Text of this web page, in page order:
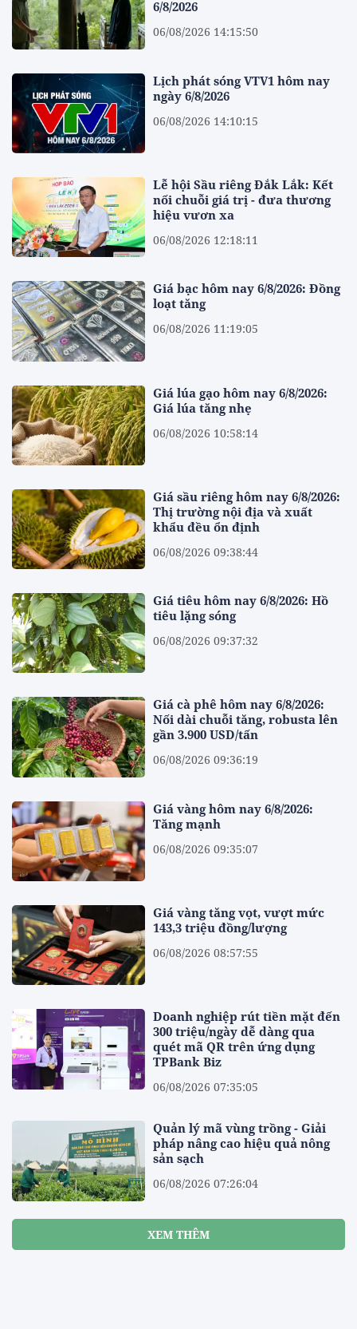
6/8/2026
06/08/2026 14:15:50
Lịch phát sóng VTV1 hôm nay
ngày 6/8/2026
06/08/2026 14:10:15
Lễ hội Sầu riêng Đắk Lắk: Kết
nối chuỗi giá trị - đưa thương
hiệu vươn xa
06/08/2026 12:18:11
Giá bạc hôm nay 6/8/2026: Đồng
loạt tăng
06/08/2026 11:19:05
Giá lúa gạo hôm nay 6/8/2026:
Giá lúa tăng nhẹ
06/08/2026 10:58:14
Giá sầu riêng hôm nay 6/8/2026:
Thị trường nội địa và xuất
khẩu đều ổn định
06/08/2026 09:38:44
Giá tiêu hôm nay 6/8/2026: Hồ
tiêu lặng sóng
06/08/2026 09:37:32
Giá cà phê hôm nay 6/8/2026:
Nối dài chuỗi tăng, robusta lên
gần 3.900 USD/tấn
06/08/2026 09:36:19
Giá vàng hôm nay 6/8/2026:
Tăng mạnh
06/08/2026 09:35:07
Giá vàng tăng vọt, vượt mức
143,3 triệu đồng/lượng
06/08/2026 08:57:55
Doanh nghiệp rút tiền mặt đến
300 triệu/ngày dễ dàng qua
quét mã QR trên ứng dụng
TPBank Biz
06/08/2026 07:35:05
Quản lý mã vùng trồng - Giải
pháp nâng cao hiệu quả nông
sản sạch
06/08/2026 07:26:04
XEM THÊM